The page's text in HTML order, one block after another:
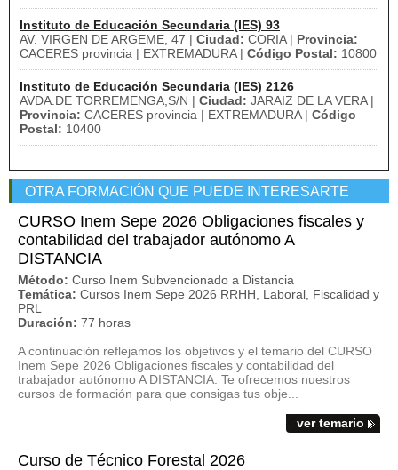
Instituto de Educación Secundaria (IES) 93
AV. VIRGEN DE ARGEME, 47 | Ciudad: CORIA | Provincia:
CACERES provincia | EXTREMADURA | Código Postal: 10800
Instituto de Educación Secundaria (IES) 2126
AVDA.DE TORREMENGA,S/N | Ciudad: JARAIZ DE LA VERA |
Provincia: CACERES provincia | EXTREMADURA | Código
Postal: 10400
OTRA FORMACIÓN QUE PUEDE INTERESARTE
CURSO Inem Sepe 2026 Obligaciones fiscales y
contabilidad del trabajador autónomo A
DISTANCIA
Método: Curso Inem Subvencionado a Distancia
Temática: Cursos Inem Sepe 2026 RRHH, Laboral, Fiscalidad y
PRL
Duración: 77 horas
A continuación reflejamos los objetivos y el temario del CURSO
Inem Sepe 2026 Obligaciones fiscales y contabilidad del
trabajador autónomo A DISTANCIA. Te ofrecemos nuestros
cursos de formación para que consigas tus obje...
ver temario
Curso de Técnico Forestal 2026